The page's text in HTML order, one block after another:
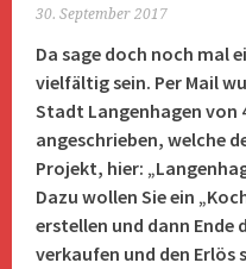
30. September 2017
Da sage doch noch mal
vielfältig sein. Per Mail
Stadt Langenhagen von
angeschrieben, welche
Projekt, hier:
Dazu wollen Sie ein
erstellen und dann Ende
verkaufen und den Erlös